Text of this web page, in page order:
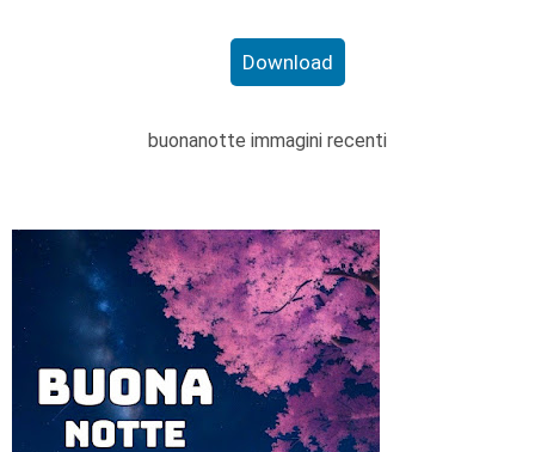
Download
buonanotte immagini recenti